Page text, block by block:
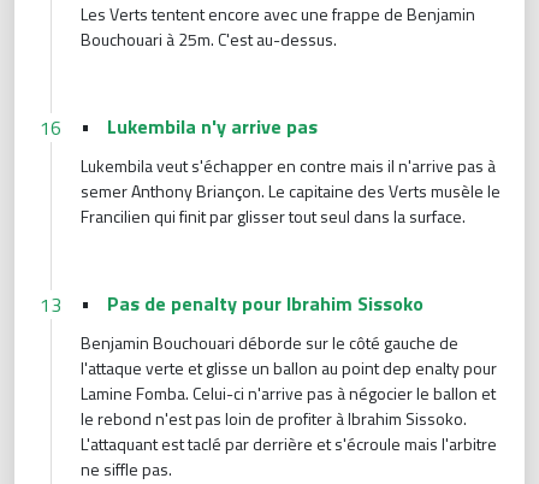
Les Verts tentent encore avec une frappe de Benjamin
Bouchouari à 25m. C'est au-dessus.
16 • Lukembila n'y arrive pas
Lukembila veut s'échapper en contre mais il n'arrive pas à
semer Anthony Briançon. Le capitaine des Verts musèle le
Francilien qui finit par glisser tout seul dans la surface.
13 • Pas de penalty pour Ibrahim Sissoko
Benjamin Bouchouari déborde sur le côté gauche de
l'attaque verte et glisse un ballon au point dep enalty pour
Lamine Fomba. Celui-ci n'arrive pas à négocier le ballon et
le rebond n'est pas loin de profiter à Ibrahim Sissoko.
L'attaquant est taclé par derrière et s'écroule mais l'arbitre
ne siffle pas.